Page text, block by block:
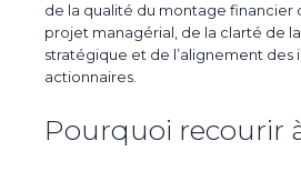
de la qualité du montage financier
projet managérial, de la clarté de
stratégique et de l’alignement des
actionnaires.
Pourquoi recourir